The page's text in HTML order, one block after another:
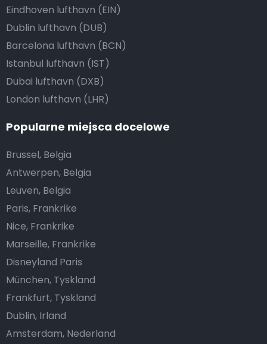
Eindhoven lufthavn (EIN)
Dublin lufthavn (DUB)
Barcelona lufthavn (BCN)
Istanbul lufthavn (IST)
Dubai lufthavn (DXB)
London lufthavn (LHR)
Popularne miejsca docelowe
Brussel, Belgia
Antwerpen, Belgia
Leuven, Belgia
Paris, Frankrike
Nice, Frankrike
Marseille, Frankrike
Disneyland Paris
München, Tyskland
Frankfurt, Tyskland
Dublin, Irland
Amsterdam, Nederland